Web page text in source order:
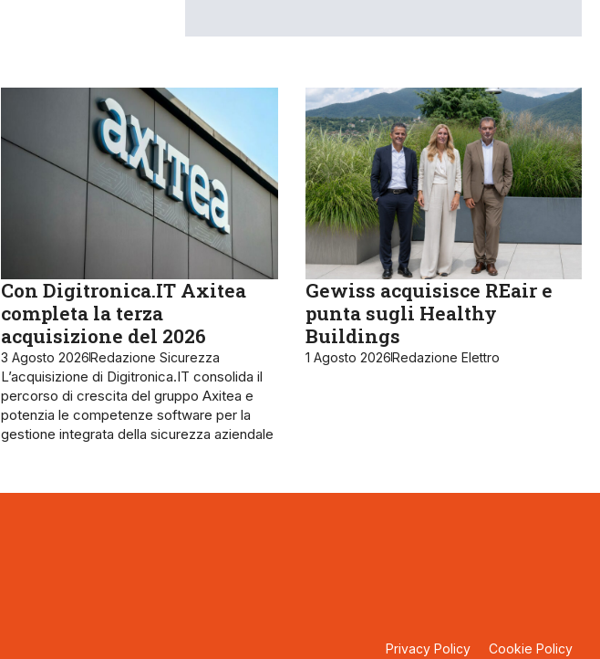
Con Digitronica.IT Axitea
completa la terza
acquisizione del 2026
3 Agosto 2026Redazione Sicurezza
L’acquisizione di Digitronica.IT consolida il
percorso di crescita del gruppo Axitea e
potenzia le competenze software per la
gestione integrata della sicurezza aziendale
Gewiss acquisisce REair e
punta sugli Healthy
Buildings
1 Agosto 2026Redazione Elettro
Privacy Policy Cookie Policy